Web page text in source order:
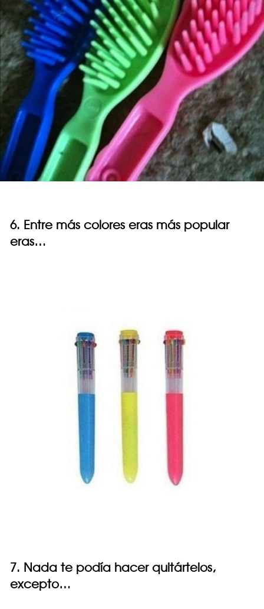
6. Entre más colores eras más popular
eras…
7. Nada te podía hacer quitártelos,
excepto…